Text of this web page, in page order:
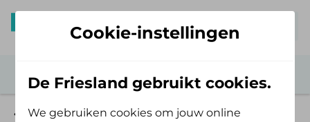
Vergoedingen
Cookie-instellingen
De Friesland gebruikt cookies.
We gebruiken cookies om jouw online